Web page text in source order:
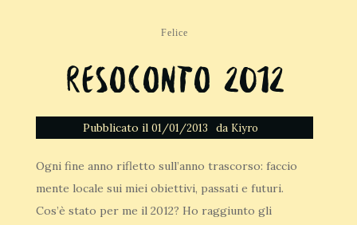
Felice
Resoconto 2012
Pubblicato il 01/01/2013 da Kiyro
Ogni fine anno rifletto sull’anno trascorso: faccio
mente locale sui miei obiettivi, passati e futuri.
Cos’è stato per me il 2012? Ho raggiunto gli